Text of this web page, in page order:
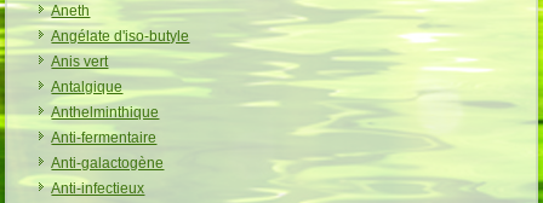
Aneth
Angélate d'iso-butyle
Anis vert
Antalgique
Anthelminthique
Anti-fermentaire
Anti-galactogène
Anti-infectieux